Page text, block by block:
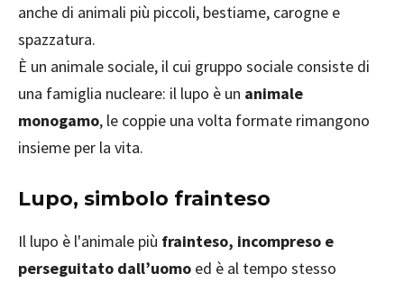
anche di animali più piccoli, bestiame, carogne e
spazzatura.
È un animale sociale, il cui gruppo sociale consiste di
una famiglia nucleare: il lupo è un animale
monogamo, le coppie una volta formate rimangono
insieme per la vita.
Lupo, simbolo frainteso
Il lupo è l'animale più frainteso, incompreso e
perseguitato dall’uomo ed è al tempo stesso